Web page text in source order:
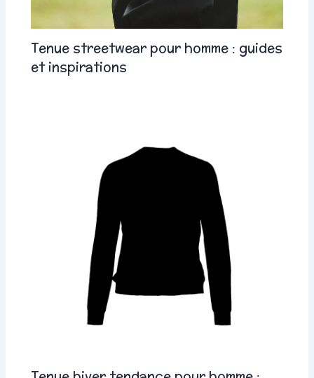
Tenue streetwear pour homme : guides
et inspirations